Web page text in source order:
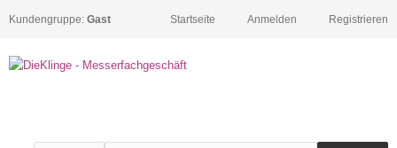
Kundengruppe: Gast Registrieren
Anmelden
Startseite